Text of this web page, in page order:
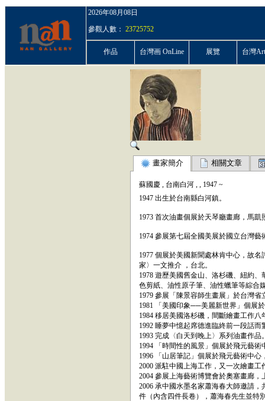
2026年08月08日
參觀人數： 23725752
作品 台灣画 OnLine 展覽 台灣
畫家簡介 相關文章
蘇國慶 , 台南白河 , , 1947 ~
1947 出生於台南縣白河鎮。
1973 首次油畫個展於天琴廳畫廊，馬凱
1974 參展第七屆全國美展於國立台灣
1977 個展於美國新聞處林肯中心，故
家〉一文推介 ，台北。
1978 遊歷美國舊金山、洛杉磯、紐約
色剪紙、油性原子筆、油性蠟筆等綜合
1979 參展「陳景容師生畫展」於台灣省
1981 「美國印象──美麗新世界」個展
1984 移居美國洛杉磯，間斷繪畫工作
1992 睡夢中憶起席德進臨終前一段話
1993 完成〈白天到晚上〉系列油畫作品
1994 「時間性的風景」個展於飛元藝術
1996 「山居筆記」個展於飛元藝術中
2000 派駐中國上海工作，又一次繪畫工
2004 參展上海藝術博覽會於奧塞畫廊，
2006 承中國水墨名家蕭海春大師邀請
件（內含四件長卷），蕭海春先生並特